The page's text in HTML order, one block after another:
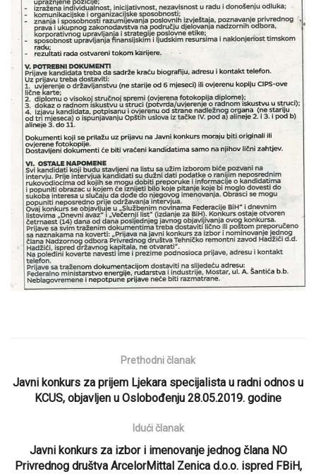
Prethodni članak
Javni konkurs za prijem Ljekara specijalista u radni odnos u
KCUS, objavljen u Oslobođenju 28.05.2019. godine
Idući članak
Javni konkurs za izbor i imenovanje jednog člana NO
Privrednog društva ArcelorMittal Zenica d.o.o. ispred FBiH,